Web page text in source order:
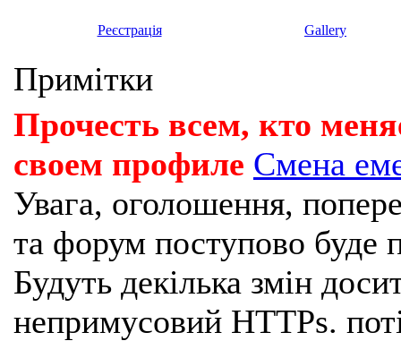
Реєстрація Gallery
Примітки
Прочесть всем, кто
своем профиле Смена
Увага, оголошення,
та форум поступово буде
Будуть декілька змін
непримусовий HTTPs.